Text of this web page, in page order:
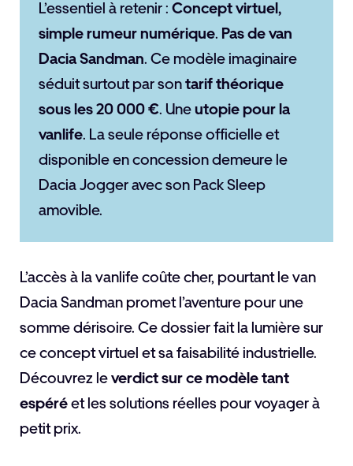
L’essentiel à retenir : Concept virtuel,
simple rumeur numérique. Pas de van
Dacia Sandman. Ce modèle imaginaire
séduit surtout par sontarif théorique
sous les 20 000 €. Uneutopie pour la
vanlife. La seule réponse officielle et
disponible en concession demeure le
Dacia Jogger avec son Pack Sleep
amovible.
L’accès à la vanlife coûte cher, pourtant le van
Dacia Sandman promet l’aventure pour une
somme dérisoire. Ce dossier fait la lumière sur
ce concept virtuel et sa faisabilité industrielle.
Découvrez leverdict sur ce modèle tant
espéréet les solutions réelles pour voyager à
petit prix.